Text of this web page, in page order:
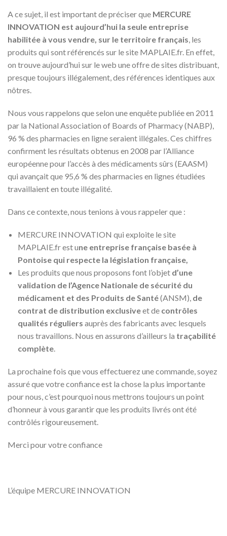
A ce sujet, il est important de préciser que MERCURE
INNOVATION est aujourd’hui la seule entreprise
habilitée à vous vendre, sur le territoire français , les
produits qui sont référencés sur le site MAPLAIE.fr. En effet,
on trouve aujourd’hui sur le web une offre de sites distribuant,
presque toujours illégalement, des références identiques aux
nôtres.
Nous vous rappelons que selon une enquête publiée en 2011
par la National Association of Boards of Pharmacy (NABP),
96 % des pharmacies en ligne seraient illégales. Ces chiffres
confirment les résultats obtenus en 2008 par l’Alliance
européenne pour l’accès à des médicaments sûrs (EAASM)
qui avançait que 95,6 % des pharmacies en lignes étudiées
travaillaient en toute illégalité.
Dans ce contexte, nous tenions à vous rappeler que :
MERCURE INNOVATION qui exploite le site
MAPLAIE.fr est une entreprise française basée à
Pontoise qui respecte la législation française,
Les produits que nous proposons font l’objet d’une
validation de l’Agence Nationale de sécurité du
médicament et des Produits de Santé(ANSM), de
contrat de distribution exclusiveet de contrôles
qualités réguliers auprès des fabricants avec lesquels
nous travaillons. Nous en assurons d’ailleurs la traçabilité
complète
La prochaine fois que vous effectuerez une commande, soyez
assuré que votre confiance est la chose la plus importante
pour nous, c’est pourquoi nous mettrons toujours un point
d’honneur à vous garantir que les produits livrés ont été
contrôlés rigoureusement.
Merci pour votre confiance
L’équipe MERCURE INNOVATION